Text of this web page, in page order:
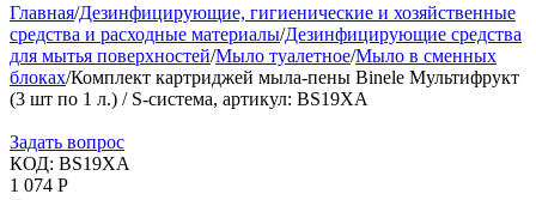
Главная/Дезинфицирующие, гигиенические и хозяйственные
средства и расходные материалы/Дезинфицирующие средства
для мытья поверхностей/Мыло туалетное/Мыло в сменных
блоках/Комплект картриджей мыла-пены Binele Мультифрукт
(3 шт по 1 л.) / S-система, артикул: BS19XA
Задать вопрос
КОД: BS19XA
1 074 Р